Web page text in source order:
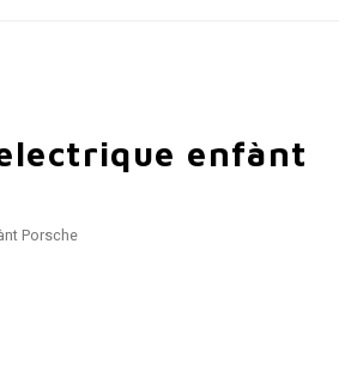
enfànt
Porsche